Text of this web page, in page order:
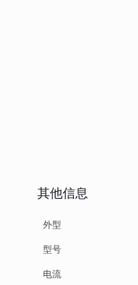
其他信息
外型
型号
电流